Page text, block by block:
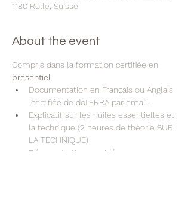
1180 Rolle, Suisse
About the event
Compris dans la formation certifiée en
présentiel
Documentation en Français ou Anglais
certifiée de doTERRA par email.
Explicatif sur les huiles essentielles et
la technique (2 heures de théorie SUR
LA TECHNIQUE)
Démonstration en vidéo ou sur un